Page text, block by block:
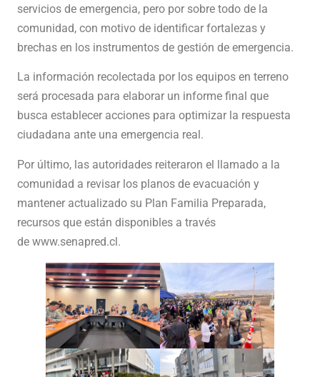
servicios de emergencia, pero por sobre todo de la
comunidad, con motivo de identificar fortalezas y
brechas en los instrumentos de gestión de emergencia.
La información recolectada por los equipos en terreno
será procesada para elaborar un informe final que
busca establecer acciones para optimizar la respuesta
ciudadana ante una emergencia real.
Por último, las autoridades reiteraron el llamado a la
comunidad a revisar los planos de evacuación y
mantener actualizado su Plan Familia Preparada,
recursos que están disponibles a través
de www.senapred.cl.